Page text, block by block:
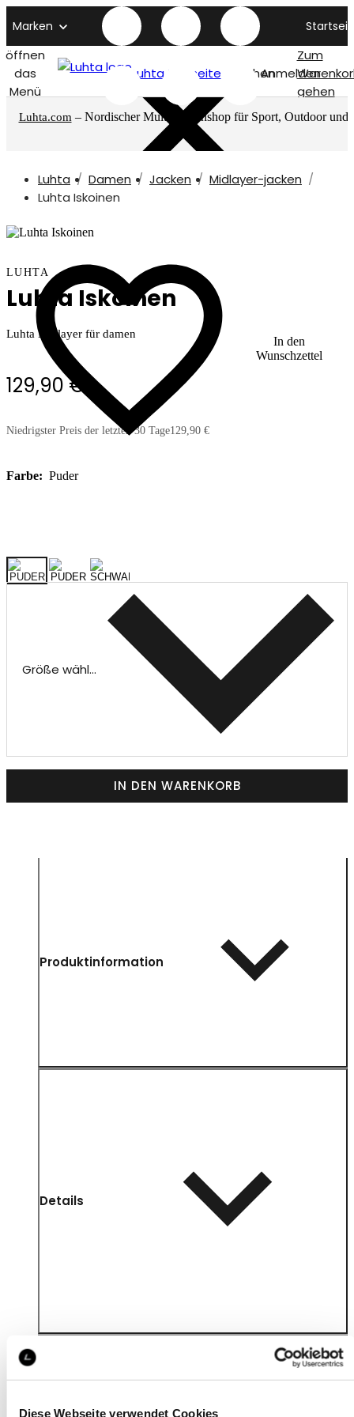
Diese Webseite verwendet Cookies
Marken
öffnen
das
Menü
Luhta titelseite SuchenAnmelden
Zum
gehen
Luhta.com – Nordischer Multimarkenshop für Sport, Outdoor und
Luhta Damen Jacken
Midlayer-jacken
Luhta Iskoinen
In den
Wunschzettel
LUHTA
Luhta Iskoinen
Luhta Midlayer für damen
129,90 €
Niedrigster Preis der letzten 30 Tage129,90 €
Farbe: Puder
Größe wählen
IN DEN WARENKORB
Produktinformation
Details